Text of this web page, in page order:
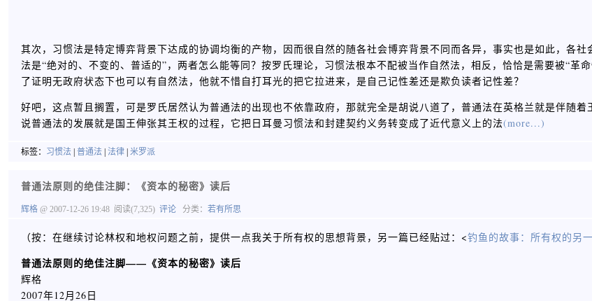
其次，习惯法是特定博弈背景下达成的协调均衡的产物，因而很自然的随各社会博弈背景不同而各异，事实也是如此，各社
法是“绝对的、不变的、普适的”，两者怎么能等同？按罗氏理论，习惯法根本不配被当作自然法，相反，恰恰是需要被“革
了证明无政府状态下也可以有自然法，他就不惜自打耳光的把它拉进来，是自己记性差还是欺负读者记性差？
好吧，这点暂且搁置，可是罗氏居然认为普通法的出现也不依靠政府，那就完全是胡说八道了，普通法在英格兰就是伴随着
说普通法的发展就是国王伸张其王权的过程，它把日耳曼习惯法和封建契约义务转变成了近代意义上的法(more...)
标签： 习惯法 普通法 法律 米罗派
普通法原则的绝佳注脚：《资本的秘密》读后
辉格 @ 2007-12-26 19:48 阅读(7,325) 评论 分类： 若有所思
（按：在继续讨论林权和地权问题之前，提供一点我关于所有权的思想背景，另一篇已经贴过：<钓鱼的故事：所有权的另
普通法原则的绝佳注脚——《资本的秘密》读后
辉格
2007年12月26日